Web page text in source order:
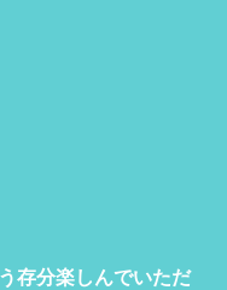
存分楽しんでいただ